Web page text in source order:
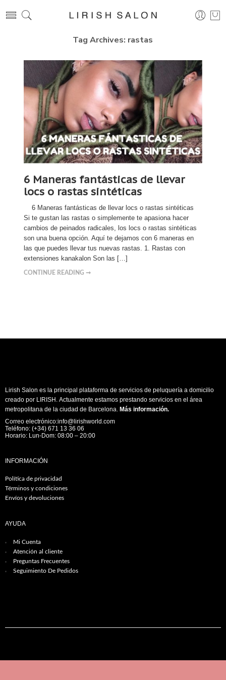
Tag Archives: rastas
6 Maneras fantásticas de llevar
locs o rastas sintéticas
6 Maneras fantásticas de llevar locs o rastas sintéticas
Si te gustan las rastas o simplemente te apasiona hacer
cambios de peinados radicales, los locs o rastas sintéticas
son una buena opción. Aquí te dejamos con 6 maneras en
las que puedes llevar tus nuevas rastas. 1. Rastas con
extensiones kanakalon Son las […]
CONTINUE READING ➞
Lirish Salon es la principal plataforma de servicios de peluquería a domicilio
creado por LIRISH. Actualmente estamos prestando servicios en el área
metropolitana de la ciudad de Barcelona. Más información.
Correo electrónico:info@lirishworld.com
Teléfono: (+34) 671 13 36 06
Horario: Lun-Dom: 08:00 – 20:00
INFORMACIÓN
Política de privacidad
Términos y condiciones
Envíos y devoluciones
AYUDA
Mi Cuenta
Atención al cliente
Preguntas Frecuentes
Seguimiento De Pedidos